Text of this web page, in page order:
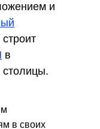
в своих
и
в